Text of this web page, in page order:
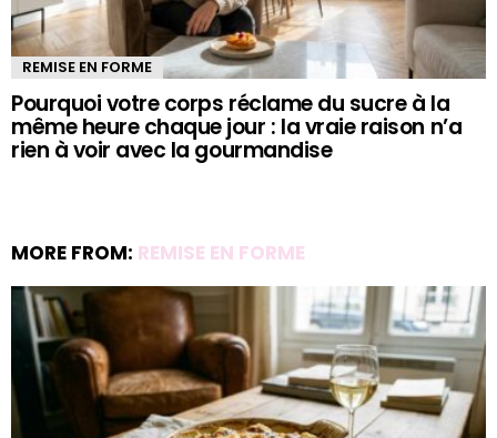
REMISE EN FORME
Pourquoi votre corps réclame du sucre à la
même heure chaque jour : la vraie raison n’a
rien à voir avec la gourmandise
MORE FROM: REMISE EN FORME